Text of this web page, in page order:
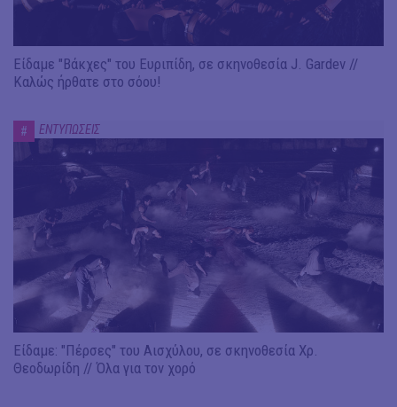
Είδαμε "Βάκχες" του Ευριπίδη, σε σκηνοθεσία J. Gardev //
Καλώς ήρθατε στο σόου!
# ΕΝΤΥΠΩΣΕΙΣ
Είδαμε: "Πέρσες" του Αισχύλου, σε σκηνοθεσία Χρ.
Θεοδωρίδη // Όλα για τον χορό